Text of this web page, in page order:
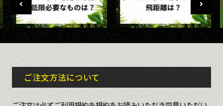
ご注文方法について